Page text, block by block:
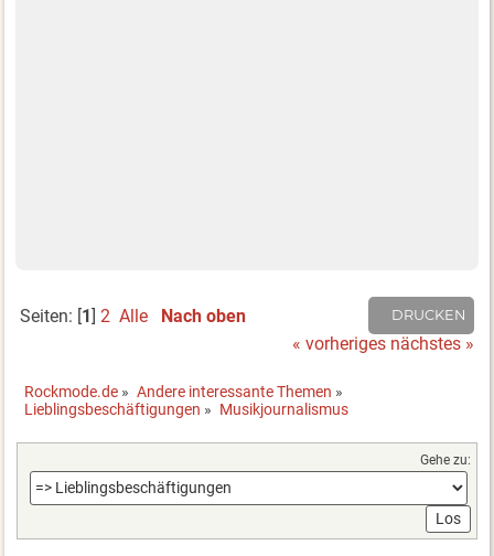
DRUCKEN
Seiten: [1] 2 Alle
Nach oben
« vorheriges nächstes »
Rockmode.de » Andere interessante Themen »
Lieblingsbeschäftigungen » Musikjournalismus
Gehe zu: